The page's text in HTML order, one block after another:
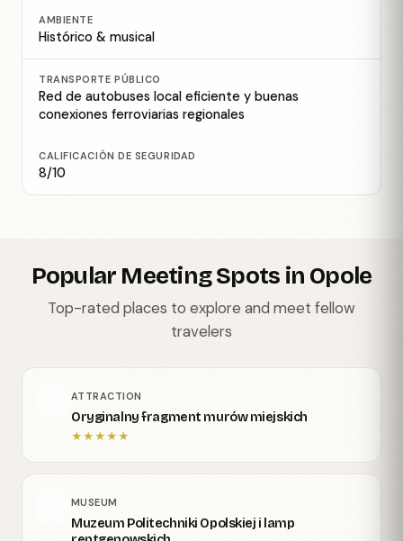
AMBIENTE
Histórico & musical
TRANSPORTE PÚBLICO
Red de autobuses local eficiente y buenas
conexiones ferroviarias regionales
CALIFICACIÓN DE SEGURIDAD
8/10
Popular Meeting Spots in Opole
Top-rated places to explore and meet fellow
travelers
ATTRACTION
Oryginalny fragment murów miejskich
★★★★★
MUSEUM
Muzeum Politechniki Opolskiej i lamp